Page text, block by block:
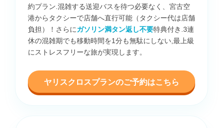
約プラン.混雑する送迎バスを待つ必要なく、宮古空
港からタクシーで店舗へ直行可能（タクシー代は店舗
負担）！さらにガソリン満タン返し不要特典付き.3連
休の混雑期でも移動時間を1分も無駄にしない,最上級
にストレスフリーな旅が実現します。
ヤリスクロスプランのご予約はこちら